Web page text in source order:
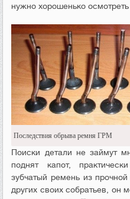
нужно хорошенько
Последствия обрыва ремня ГРМ
Поиски детали не займут
поднят капот,
зубчатый ремень из
других своих собратьев, он